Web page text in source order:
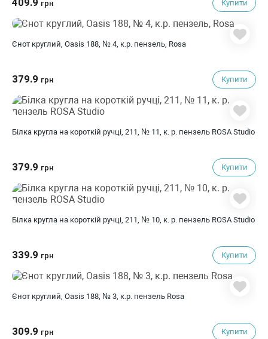
409.9 грн Купити
Єнот круглий, Oasis 188, № 4, к.р. пензель, Rosa
379.9 грн Купити
Білка кругла на короткій ручці, 211, № 11, к. р. пензель ROSA Studio
379.9 грн Купити
Білка кругла на короткій ручці, 211, № 10, к. р. пензель ROSA Studio
339.9 грн Купити
Єнот круглий, Oasis 188, № 3, к.р. пензель Rosa
309.9 грн Купити